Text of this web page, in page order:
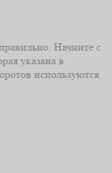
Начните с
указана в
используются